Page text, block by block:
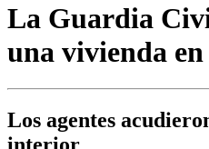
La Guardia
una vivienda
Los agentes